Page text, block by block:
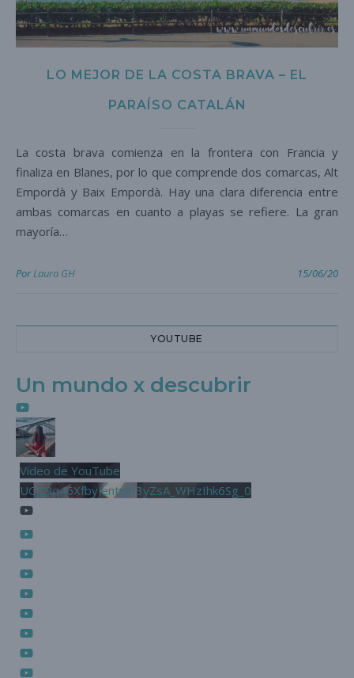
LO MEJOR DE LA COSTA BRAVA – EL
PARAÍSO CATALÁN
La costa brava comienza en la frontera con Francia y
finaliza en Blanes, por lo que comprende dos comarcas, Alt
Empordà y Baix Empordà. Hay una clara diferencia entre
ambas comarcas en cuanto a playas se refiere. La gran
mayoría…
PorLaura GH 15/06/20
YOUTUBE
Un mundo x descubrir
Vídeo de YouTube
UCjL9q46XfbyjentnzI3yZsA_WHzIhk6Sg_0